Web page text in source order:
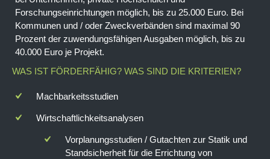
Forschungseinrichtungen möglich, bis zu 25.000 Euro. Bei
Kommunen und / oder Zweckverbänden sind maximal 90
Prozent der zuwendungsfähigen Ausgaben möglich, bis zu
40.000 Euro je Projekt.
WAS IST FÖRDERFÄHIG? WAS SIND DIE KRITERIEN?
Machbarkeitsstudien
Wirtschaftlichkeitsanalysen
Vorplanungsstudien / Gutachten zur Statik und
Standsicherheit für die Errichtung von